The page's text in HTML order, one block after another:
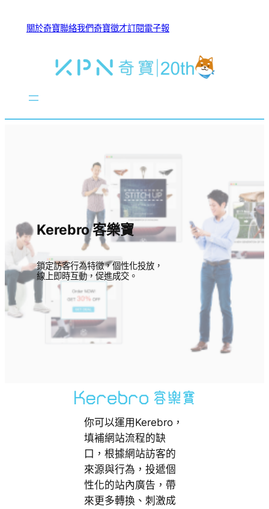
關於奇寶聯絡我們奇寶徵才訂閱電子報
Kerebro 客樂寶
鎖定訪客行為特徵，個性化投放，
線上即時互動，促進成交。
你可以運用Kerebro，
填補網站流程的缺
口，根據網站訪客的
來源與行為，投遞個
性化的站內廣告，帶
來更多轉換、刺激成